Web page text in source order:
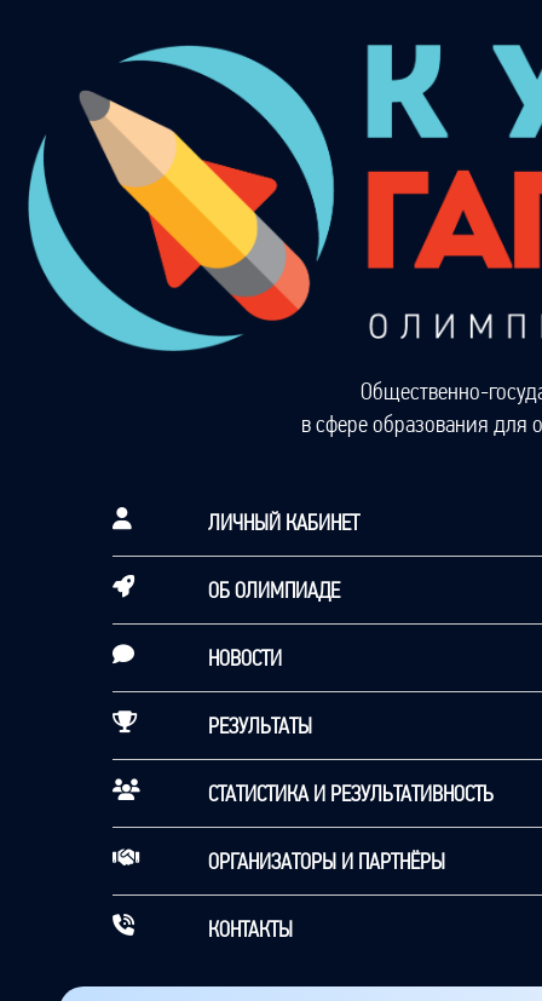
Общественно-
в сфере образования для
ЛИЧНЫЙ КАБИНЕТ
ОБ ОЛИМПИАДЕ
НОВОСТИ
РЕЗУЛЬТАТЫ
СТАТИСТИКА И РЕЗУЛЬТАТИВНОСТЬ
ОРГАНИЗАТОРЫ И ПАРТНЁРЫ
КОНТАКТЫ